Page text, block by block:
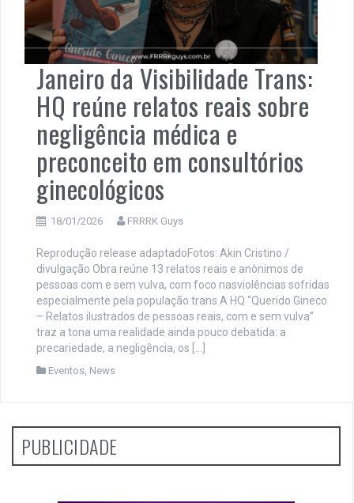
Janeiro da Visibilidade Trans:
HQ reúne relatos reais sobre
negligência médica e
preconceito em consultórios
ginecológicos
18/01/2026 FRRRK Guys
Reprodução release adaptadoFotos: Akin Cristino /
divulgação Obra reúne 13 relatos reais e anônimos de
pessoas com e sem vulva, com foco nasviolências sofridas
especialmente pela população trans A HQ “Querido Gineco
– Relatos ilustrados de pessoas reais, com e sem vulva”
traz a tona uma realidade ainda pouco debatida: a
precariedade, a negligência, os […]
Eventos, News
PUBLICIDADE